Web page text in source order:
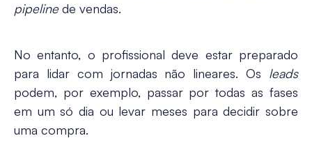
pipelinede vendas.
No entanto, o profissional deve estar preparado
para lidar com jornadas não lineares. Os leads
podem, por exemplo, passar por todas as fases
em um só dia ou levar meses para decidir sobre
uma compra.